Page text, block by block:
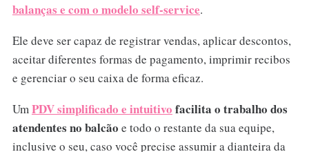
balanças e com o modelo self-service.
Ele deve ser capaz de registrar vendas, aplicar descontos,
aceitar diferentes formas de pagamento, imprimir recibos
e gerenciar o seu caixa de forma eficaz.
UmPDV simplificado e intuitivo facilita o trabalho dos
atendentes no balcão e todo o restante da sua equipe,
inclusive o seu, caso você precise assumir a dianteira da